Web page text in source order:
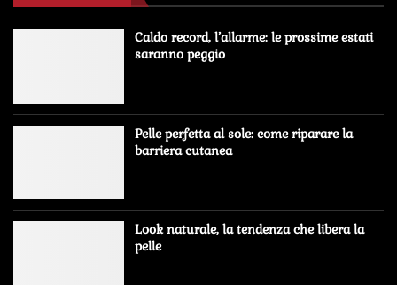
Caldo record, l’allarme: le prossime estati
saranno peggio
Pelle perfetta al sole: come riparare la
barriera cutanea
Look naturale, la tendenza che libera la
pelle